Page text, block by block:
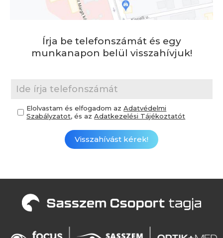
Írja be telefonszámát és egy
munkanapon belül visszahívjuk!
Elolvastam és elfogadom azAdatvédelmi
Szabályzatot, és azAdatkezelési Tájékoztatót